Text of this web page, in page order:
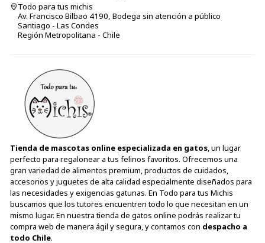
Todo para tus michis
Av. Francisco Bilbao 4190, Bodega sin atención a público
Santiago - Las Condes
Región Metropolitana - Chile
Tienda de mascotas online especializada en gatos, un lugar
perfecto para regalonear a tus felinos favoritos. Ofrecemos una
gran variedad de alimentos premium, productos de cuidados,
accesorios y juguetes de alta calidad especialmente diseñados para
las necesidades y exigencias gatunas. En Todo para tus Michis
buscamos que los tutores encuentren todo lo que necesitan en un
mismo lugar. En nuestra tienda de gatos online podrás realizar tu
compra web de manera ágil y segura, y contamos con despacho a
todo Chile.